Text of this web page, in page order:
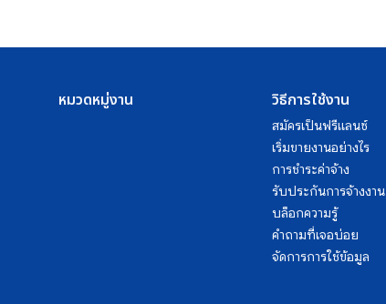
หมวดหมู่งาน วิธีการใช้งาน
สมัครเป็นฟรีแลนซ์
เริ่มขายงานอย่างไร
การชำระค่าจ้าง
รับประกันการจ้างงาน
บล็อกความรู้
คำถามที่เจอบ่อย
จัดการการใช้ข้อมูล